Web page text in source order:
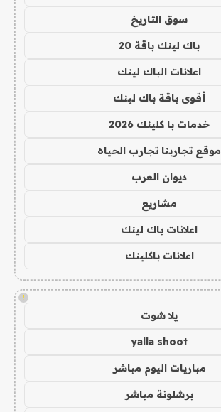
سوق التاريخ
باك لينك باقة 20
اعلانات الباك لينك
أقوى باقة باك لينك
خدمات با كلينك 2026
موقع تجاربنا تجارب الحياه
ديوان العرب
مشاريع
اعلانات باك لينك
اعلانات باكلينك
!
يلا شوت
yalla shoot
مباريات اليوم مباشر
برشلونة مباشر